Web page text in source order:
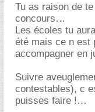
Tu as raison de
concours
Les écoles tu
été mais ce n est
accompagner en
Suivre
contestables), c
puisses faire !